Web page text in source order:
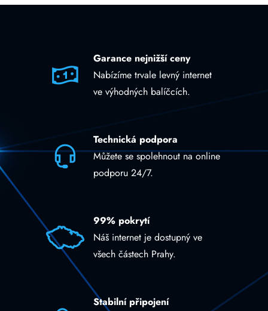
Garance nejnižší ceny
Nabízíme trvale levný internet
ve výhodných balíčcích.
Technická podpora
Můžete se spolehnout na online
podporu 24/7.
99% pokrytí
Náš internet je dostupný ve
všech částech Prahy.
Stabilní připojení